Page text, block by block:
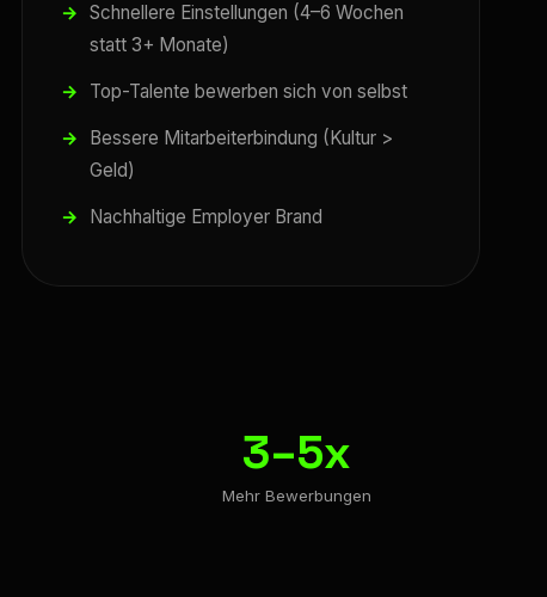
Schnellere Einstellungen (4–6 Wochen
statt 3+ Monate)
Top-Talente bewerben sich von selbst
Bessere Mitarbeiterbindung (Kultur >
Geld)
Nachhaltige Employer Brand
3–5x
Mehr Bewerbungen